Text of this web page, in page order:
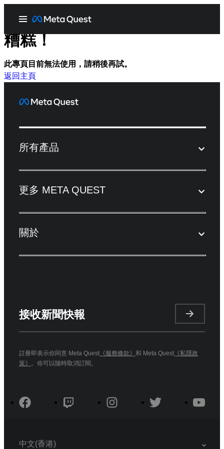
糟糕！
此專頁目前無法使用，請稍後再試。
返回主頁
所有產品
更多 META QUEST
關於
接收新聞快報
註冊即表示你同意 Meta Quest 《服務條款》 和 Meta Quest 《私隱政
策》 。你可以隨時取消訂閱。
中文(香港)